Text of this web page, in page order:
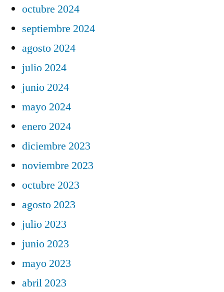
octubre 2024
septiembre 2024
agosto 2024
julio 2024
junio 2024
mayo 2024
enero 2024
diciembre 2023
noviembre 2023
octubre 2023
agosto 2023
julio 2023
junio 2023
mayo 2023
abril 2023